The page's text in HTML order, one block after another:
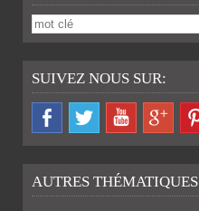
SUIVEZ NOUS SUR:
AUTRES THÉMATIQUES